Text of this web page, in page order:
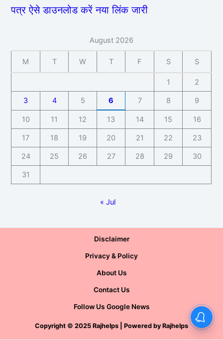
पत्र ऐसे डाउनलोड करें नया लिंक जारी
August 2026
M T W T F S S
1 2
3 4 5 6 7 8 9
10 11 12 13 14 15 16
17 18 19 20 21 22 23
24 25 26 27 28 29 30
31
« Jul
Disclaimer
Privacy & Policy
About Us
Contact Us
Follow Us Google News
Copyright © 2025 Rajhelps | Powered by Rajhelps